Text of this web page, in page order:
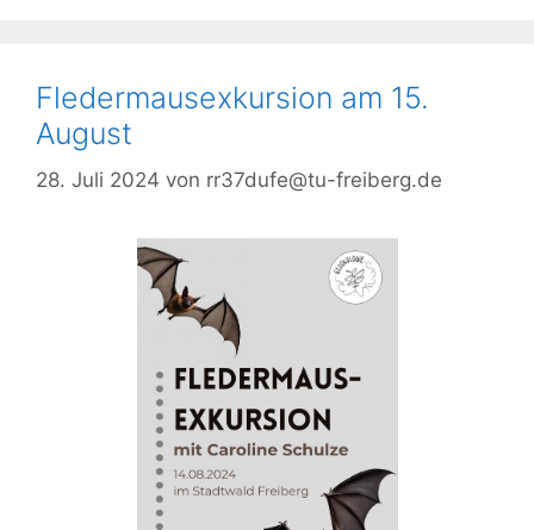
Fledermausexkursion am 15.
August
28. Juli 2024 von rr37dufe@tu-freiberg.de